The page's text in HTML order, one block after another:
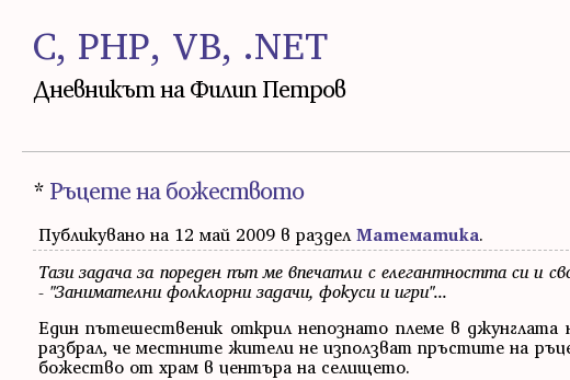
C, PHP, VB, .NET
Дневникът на Филип Петров
* Ръцете на божеството
Публикувано на 12 май 2009 в раздел Математика.
Тази задача за пореден път ме впечатли с елегантността си и
- "Занимателни фолклорни задачи, фокуси и игри"...
Един пътешественик открил непознато племе в
разбрал, че местните жители не използват пръстите на
божество от храм в центъра на селището.